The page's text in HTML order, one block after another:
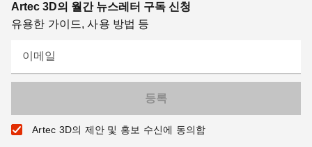
Artec 3D의 월간 뉴스레터 구독 신청
유용한 가이드, 사용 방법 등
이메일
Artec 3D의 제안 및 홍보 수신에 동의함